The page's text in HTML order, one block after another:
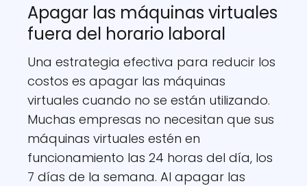
Apagar las máquinas virtuales
fuera del horario laboral
Una estrategia efectiva para reducir los
costos es apagar las máquinas
virtuales cuando no se están utilizando.
Muchas empresas no necesitan que sus
máquinas virtuales estén en
funcionamiento las 24 horas del día, los
7 días de la semana. Al apagar las